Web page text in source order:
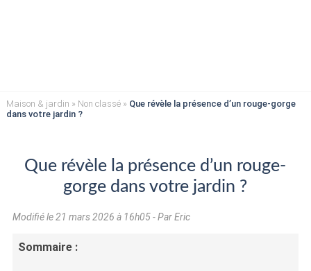
Maison & jardin » Non classé» Que révèle la présence d’un rouge-gorge
dans votre jardin ?
Que révèle la présence d’un rouge-
gorge dans votre jardin ?
Modifié le21 mars 2026 à 16h05- Par Eric
Sommaire :